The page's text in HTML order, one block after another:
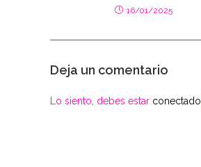
16/01/2025
Deja un comentario
Lo siento, debes estar conectado